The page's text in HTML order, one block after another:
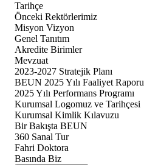
Tarihçe
Önceki Rektörlerimiz
Misyon Vizyon
Genel Tanıtım
Akredite Birimler
Mevzuat
2023-2027 Stratejik Planı
BEUN 2025 Yılı Faaliyet Raporu
2025 Yılı Performans Programı
Kurumsal Logomuz ve Tarihçesi
Kurumsal Kimlik Kılavuzu
Bir Bakışta BEUN
360 Sanal Tur
Fahri Doktora
Basında Biz